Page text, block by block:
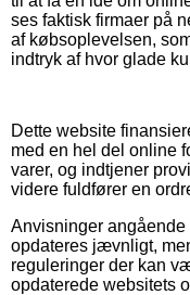
ses faktisk firmaer på
af købsoplevelsen,
indtryk af hvor glade
Dette website
med en hel del online
varer, og indtjener
videre fuldfører en
Anvisninger
opdateres jævnligt,
reguleringer der kan
opdaterede websitets